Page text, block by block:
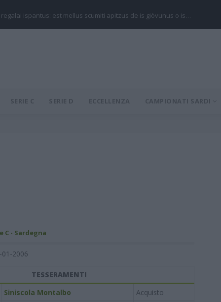
regalai ispantus: est mellus scumiti apitzus de is giòvunus o is…
SERIE C SERIE D ECCELLENZA CAMPIONATI SARDI
C - Sardegna
01-2006
TESSERAMENTI
Siniscola Montalbo
Acquisto